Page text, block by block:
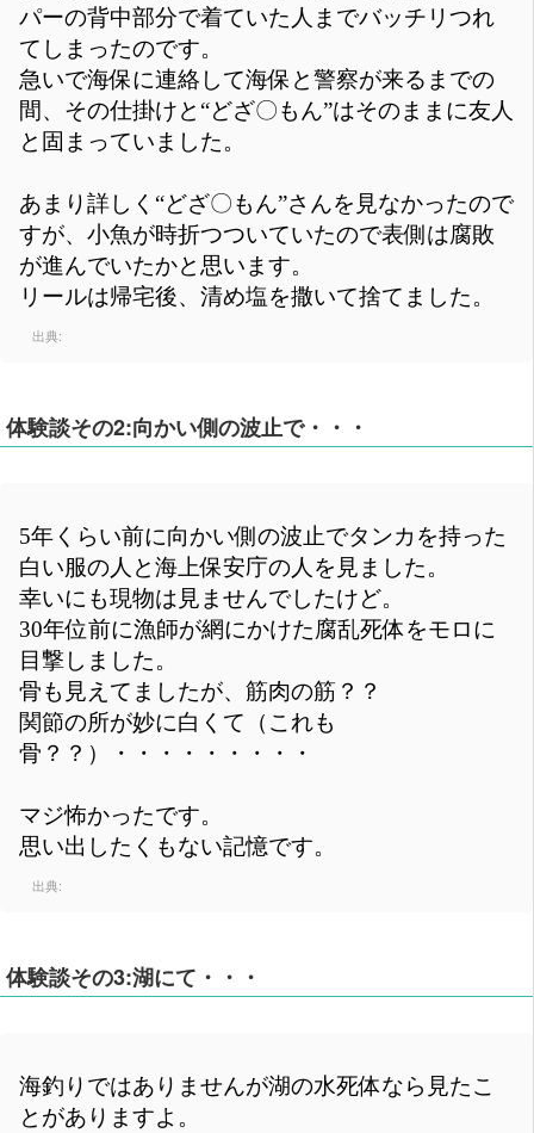
パーの背中部分で着ていた人までバッチリつれ
てしまったのです。
急いで海保に連絡して海保と警察が来るまでの
間、その仕掛けと“どざ〇もん”はそのままに友人
と固まっていました。
あまり詳しく“どざ〇もん”さんを見なかったので
すが、小魚が時折つついていたので表側は腐敗
が進んでいたかと思います。
リールは帰宅後、清め塩を撒いて捨てました。
出典:
体験談その2:向かい側の波止で・・・
5年くらい前に向かい側の波止でタンカを持った
白い服の人と海上保安庁の人を見ました。
幸いにも現物は見ませんでしたけど。
30年位前に漁師が網にかけた腐乱死体をモロに
目撃しました。
骨も見えてましたが、筋肉の筋？？
関節の所が妙に白くて（これも
骨？？）・・・・・・・・・
マジ怖かったです。
思い出したくもない記憶です。
出典:
体験談その3:湖にて・・・
海釣りではありませんが湖の水死体なら見たこ
とがありますよ。